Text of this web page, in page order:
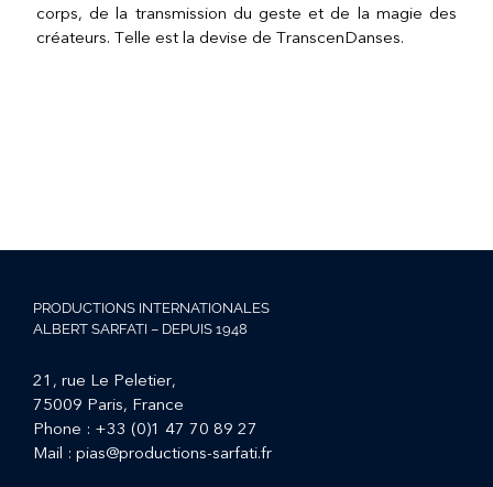
corps, de la transmission du geste et de la magie des
créateurs. Telle est la devise de TranscenDanses.
PRODUCTIONS INTERNATIONALES
ALBERT SARFATI – DEPUIS 1948
21, rue Le Peletier,
75009 Paris, France
Phone : +33 (0)1 47 70 89 27
Mail : pias@productions-sarfati.fr